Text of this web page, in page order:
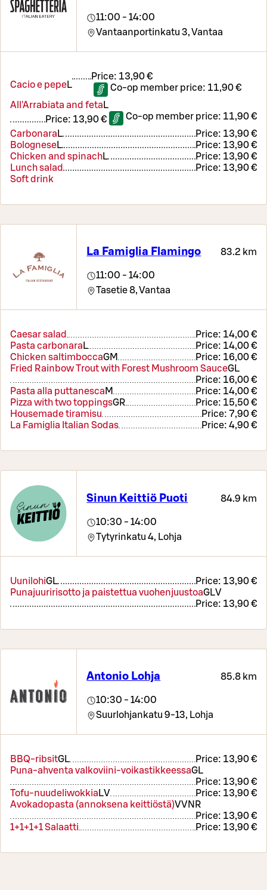
11:00 - 14:00
Vantaanportinkatu 3,Vantaa
Cacio e pepeL
Price: 13,90 €
Co-op member price: 11,90 €
All'Arrabiata and feta L
Price: 13,90 € Co-op member price: 11,90 €
Carbonara L Price: 13,90 €
BologneseL Price: 13,90 €
Chicken and spinachL Price: 13,90 €
Lunch salad
Price: 13,90 €
Soft drink
La Famiglia Flamingo 83.2 km
11:00 - 14:00
Tasetie 8,Vantaa
Caesar salad Price: 14,00 €
Pasta carbonara L Price: 14,00 €
Chicken saltimboccaGM Price: 16,00 €
Fried Rainbow Trout with Forest Mushroom SauceGL
Price: 16,00 €
Pasta alla puttanesca M Price: 14,00 €
Pizza with two toppingsGR Price: 15,50 €
Housemade tiramisu
Price: 7,90 €
La Famiglia Italian Sodas
Price: 4,90 €
Sinun Keittiö Puoti 84.9 km
10:30 - 14:00
Tytyrinkatu 4, Lohja
UunilohiGL Price: 13,90 €
Punajuuririsotto ja paistettua vuohenjuustoaGLV
Price: 13,90 €
Antonio Lohja 85.8 km
10:30 - 14:00
Suurlohjankatu 9-13, Lohja
BBQ-ribsitGL Price: 13,90 €
Puna-ahventa valkoviini-voikastikkeessaGL
Price: 13,90 €
Tofu-nuudeliwokkia LV Price: 13,90 €
Avokadopasta (annoksena keittiöstä)VVNR
Price: 13,90 €
1+1+1+1 Salaatti
Price: 13,90 €